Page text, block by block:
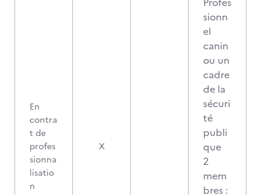
En
contra
t de
profes
sionna
lisatio
n
X
sionn
el
canin
ou un
cadre
de la
sécuri
té
publi
que
2
mem
bres :